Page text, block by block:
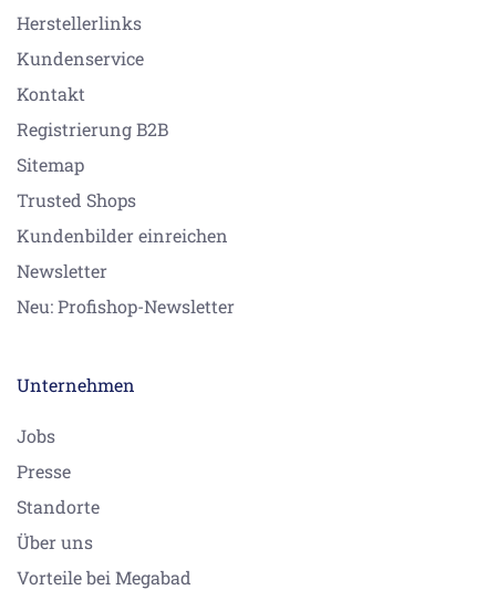
Herstellerlinks
Kundenservice
Kontakt
Registrierung B2B
Sitemap
Trusted Shops
Kundenbilder einreichen
Newsletter
Neu: Profishop-Newsletter
Unternehmen
Jobs
Presse
Standorte
Über uns
Vorteile bei Megabad